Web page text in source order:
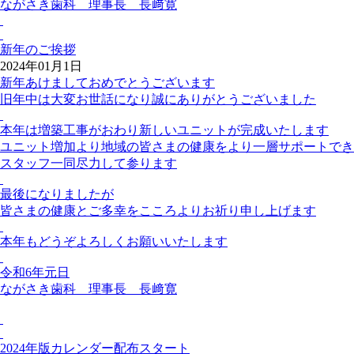
ながさき歯科 理事長 長﨑寛
新年のご挨拶
2024年01月1日
新年あけましておめでとうございます
旧年中は大変お世話になり誠にありがとうございました
本年は増築工事がおわり新しいユニットが完成いたします
ユニット増加より地域の皆さまの健康をより一層サポートで
スタッフ一同尽力して参ります
最後になりましたが
皆さまの健康とご多幸をこころよりお祈り申し上げます
本年もどうぞよろしくお願いいたします
令和6年元日
ながさき歯科 理事長 長﨑寛
2024年版カレンダー配布スタート